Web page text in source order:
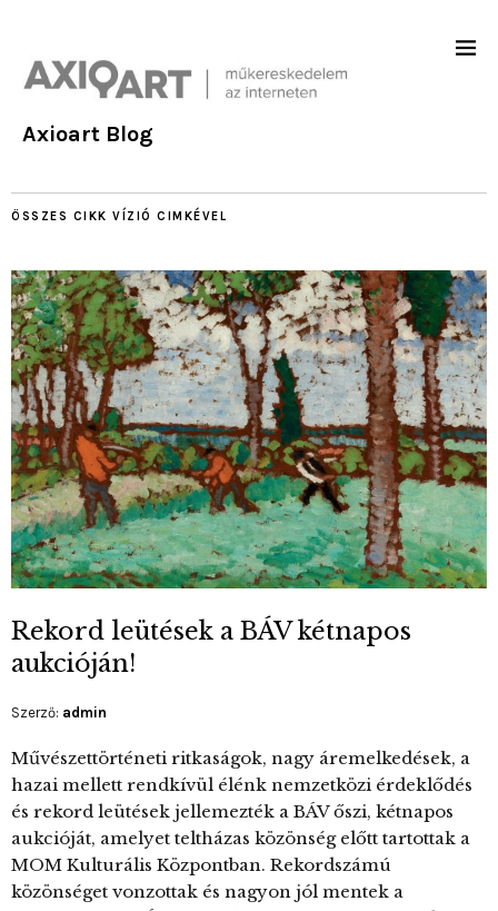
Axioart Blog
ÖSSZES CIKK VÍZIÓ CIMKÉVEL
Rekord leütések a BÁV kétnapos
aukcióján!
Szerző: admin
Művészettörténeti ritkaságok, nagy áremelkedések, a
hazai mellett rendkívül élénk nemzetközi érdeklődés
és rekord leütések jellemezték a BÁV őszi, kétnapos
aukcióját, amelyet teltházas közönség előtt tartottak a
MOM Kulturális Központban. Rekordszámú
közönséget vonzottak és nagyon jól mentek a